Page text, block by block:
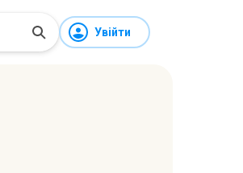
Увійти